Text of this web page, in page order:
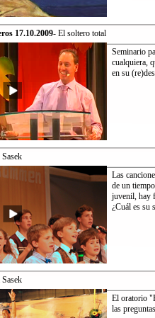
17.10.2009- El soltero total
Seminario
cualquiera,
en su
Las
de un
juvenil, hay
¿Cuál es su
El oratorio
las